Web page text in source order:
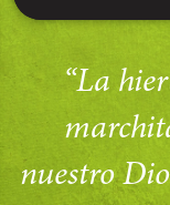
“La
nuestro